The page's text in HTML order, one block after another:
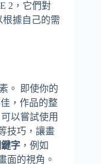
2，它們對
據自己的需
。 即使你的
，作品的整
以嘗試使用
技巧，讓畫
鍵字 ，例如
面的視角。